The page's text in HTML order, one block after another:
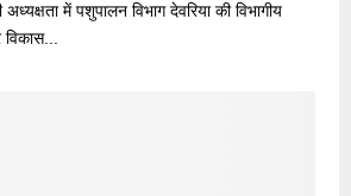
में पशुपालन विभाग देवरिया की विभागीय
विकास...